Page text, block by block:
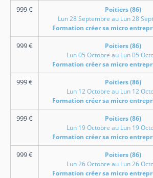
999€
Poitiers (86)
Lun 28 Septembre au Lun 28
Formation créer sa micro
999€
Poitiers (86)
Lun 05 Octobre au Lun 05
Formation créer sa micro
999€
Poitiers (86)
Lun 12 Octobre au Lun 12
Formation créer sa micro
999€
Poitiers (86)
Lun 19 Octobre au Lun 19
Formation créer sa micro
999€
Poitiers (86)
Lun 26 Octobre au Lun 26
Formation créer sa micro